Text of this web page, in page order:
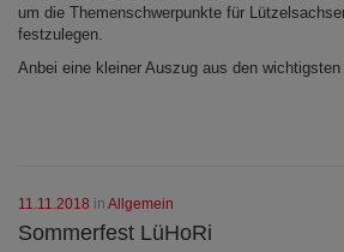
um die Themenschwerpunkte für
festzulegen.
Anbei eine kleiner Auszug aus den wichtigsten
11.11.2018 in Allgemein
Sommerfest LüHoRi